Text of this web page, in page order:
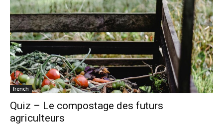
french
Quiz – Le compostage des futurs
agriculteurs